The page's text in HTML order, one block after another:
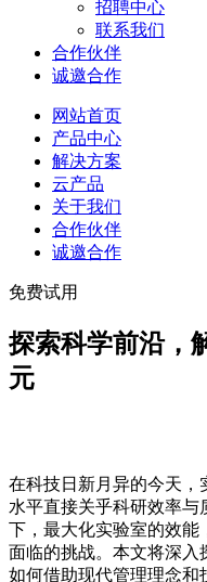
招聘中心
联系我们
合作伙伴
诚邀合作
网站首页
产品中心
解决方案
云产品
关于我们
合作伙伴
诚邀合作
免费试用
探索科学前沿，
元
在科技日新月异的今天，
水平直接关乎科研效率与
下，最大化实验室的效能
面临的挑战。本文将深入
如何借助现代管理理念和